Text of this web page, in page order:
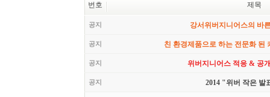
번호 제목
공지 강서위버지니어스의 바
공지 친 환경제품으로 하는 전문화 된
공지 위버지니어스 적응 & 공
공지 2014 "위버 작은 발